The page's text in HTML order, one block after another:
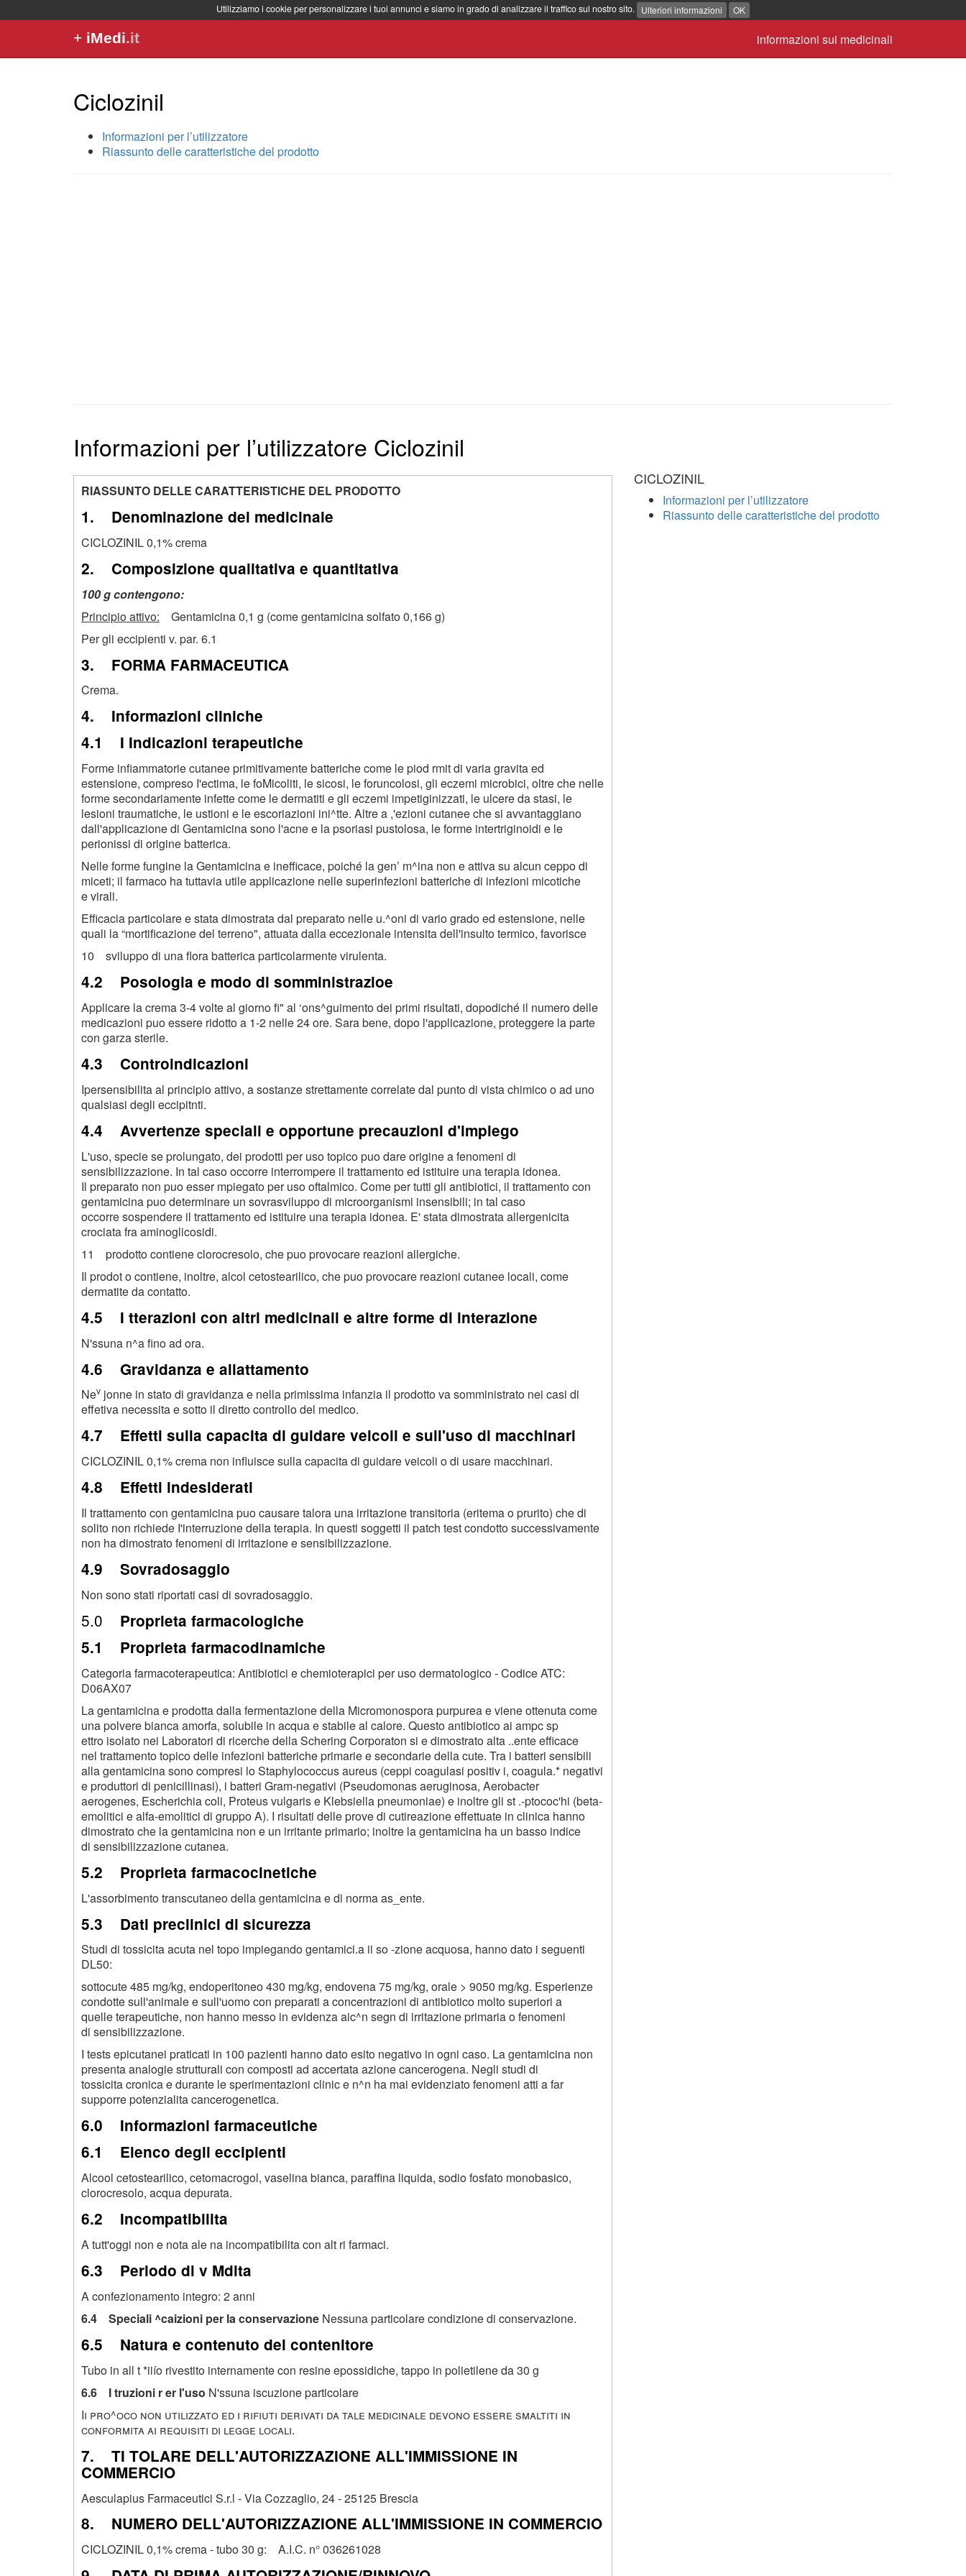
Utilizziamo i cookie per personalizzare i tuoi annunci e siamo in grado di analizzare il traffico sul nostro sito. Ulteriori informazioni OK
informazioni sui medicinali
+ iMedi.it
Ciclozinil
Informazioni per l’utilizzatore
Riassunto delle caratteristiche del prodotto
Informazioni per l’utilizzatore Ciclozinil
RIASSUNTO DELLE CARATTERISTICHE DEL PRODOTTO
1. Denominazione del medicinale
CICLOZINIL 0,1% crema
2. Composizione qualitativa e quantitativa
100 g contengono:
Principio attivo: Gentamicina 0,1 g (come gentamicina solfato 0,166 g)
Per gli eccipienti v. par. 6.1
3. FORMA FARMACEUTICA
Crema.
4. Informazioni cliniche
4.1 I Indicazioni terapeutiche
Forme infiammatorie cutanee primitivamente batteriche come le piod rmit di varia gravita ed
estensione, compreso I'ectima, le foMicoliti, le sicosi, le foruncolosi, gli eczemi microbici, oltre che nelle
forme secondariamente infette come le dermatiti e gli eczemi impetiginizzati, le ulcere da stasi, le
lesioni traumatiche, le ustioni e le escoriazioni ini^tte. Altre a ,'ezioni cutanee che si avvantaggiano
dall'applicazione di Gentamicina sono l'acne e la psoriasi pustolosa, le forme intertriginoidi e le
perionissi di origine batterica.
Nelle forme fungine la Gentamicina e inefficace, poiché la gen’ m^ina non e attiva su alcun ceppo di
miceti; il farmaco ha tuttavia utile applicazione nelle superinfezioni batteriche di infezioni micotiche
e virali.
Efficacia particolare e stata dimostrata dal preparato nelle u.^oni di vario grado ed estensione, nelle
quali la “mortificazione del terreno", attuata dalla eccezionale intensita dell'insulto termico, favorisce
10 sviluppo di una flora batterica particolarmente virulenta.
4.2 Posologia e modo di somministrazioe
Applicare la crema 3-4 volte al giorno fi" al ‘ons^guimento dei primi risultati, dopodiché il numero delle
medicazioni puo essere ridotto a 1-2 nelle 24 ore. Sara bene, dopo l'applicazione, proteggere la parte
con garza sterile.
4.3 Controindicazioni
Ipersensibilita al principio attivo, a sostanze strettamente correlate dal punto di vista chimico o ad uno
qualsiasi degli eccipitnti.
4.4 Avvertenze speciali e opportune precauzioni d'impiego
L'uso, specie se prolungato, dei prodotti per uso topico puo dare origine a fenomeni di
sensibilizzazione. In tal caso occorre interrompere il trattamento ed istituire una terapia idonea.
Il preparato non puo esser mpiegato per uso oftalmico. Come per tutti gli antibiotici, il trattamento con
gentamicina puo determinare un sovrasviluppo di microorganismi insensibili; in tal caso
occorre sospendere il trattamento ed istituire una terapia idonea. E' stata dimostrata allergenicita
crociata fra aminoglicosidi.
11 prodotto contiene clorocresolo, che puo provocare reazioni allergiche.
Il prodot o contiene, inoltre, alcol cetostearilico, che puo provocare reazioni cutanee locali, come
dermatite da contatto.
4.5 I tterazioni con altri medicinali e altre forme di interazione
N'ssuna n^a fino ad ora.
4.6 Gravidanza e allattamento
Nev jonne in stato di gravidanza e nella primissima infanzia il prodotto va somministrato nei casi di
effetiva necessita e sotto il diretto controllo del medico.
4.7 Effetti sulla capacita di guidare veicoli e sull'uso di macchinari
CICLOZINIL 0,1% crema non influisce sulla capacita di guidare veicoli o di usare macchinari.
4.8 Effetti indesiderati
Il trattamento con gentamicina puo causare talora una irritazione transitoria (eritema o prurito) che di
solito non richiede I'interruzione della terapia. In questi soggetti il patch test condotto successivamente
non ha dimostrato fenomeni di irritazione e sensibilizzazione.
4.9 Sovradosaggio
Non sono stati riportati casi di sovradosaggio.
5.0 Proprieta farmacologiche
5.1 Proprieta farmacodinamiche
Categoria farmacoterapeutica: Antibiotici e chemioterapici per uso dermatologico - Codice ATC:
D06AX07
La gentamicina e prodotta dalla fermentazione della Micromonospora purpurea e viene ottenuta come
una polvere bianca amorfa, solubile in acqua e stabile al calore. Questo antibiotico ai ampc sp
ettro isolato nei Laboratori di ricerche della Schering Corporaton si e dimostrato alta ..ente efficace
nel trattamento topico delle infezioni batteriche primarie e secondarie della cute. Tra i batteri sensibili
alla gentamicina sono compresi lo Staphylococcus aureus (ceppi coagulasi positiv i, coagula.* negativi
e produttori di penicillinasi), i batteri Gram-negativi (Pseudomonas aeruginosa, Aerobacter
aerogenes, Escherichia coli, Proteus vulgaris e Klebsiella pneumoniae) e inoltre gli st .-ptococ'hi (beta-
emolitici e alfa-emolitici di gruppo A). I risultati delle prove di cutireazione effettuate in clinica hanno
dimostrato che la gentamicina non e un irritante primario; inoltre la gentamicina ha un basso indice
di sensibilizzazione cutanea.
5.2 Proprieta farmacocinetiche
L'assorbimento transcutaneo della gentamicina e di norma as_ente.
5.3 Dati preclinici di sicurezza
Studi di tossicita acuta nel topo impiegando gentamici.a ii so -zione acquosa, hanno dato i seguenti
DL50:
sottocute 485 mg/kg, endoperitoneo 430 mg/kg, endovena 75 mg/kg, orale > 9050 mg/kg. Esperienze
condotte sull'animale e sull'uomo con preparati a concentrazioni di antibiotico molto superiori a
quelle terapeutiche, non hanno messo in evidenza aic^n segn di irritazione primaria o fenomeni
di sensibilizzazione.
I tests epicutanei praticati in 100 pazienti hanno dato esito negativo in ogni caso. La gentamicina non
presenta analogie strutturali con composti ad accertata azione cancerogena. Negli studi di
tossicita cronica e durante le sperimentazioni clinic e n^n ha mai evidenziato fenomeni atti a far
supporre potenzialita cancerogenetica.
6.0 Informazioni farmaceutiche
6.1 Elenco degli eccipienti
Alcool cetostearilico, cetomacrogol, vaselina bianca, paraffina liquida, sodio fosfato monobasico,
clorocresolo, acqua depurata.
6.2 Incompatibiiita
A tutt'oggi non e nota ale na incompatibilita con alt ri farmaci.
6.3 Periodo di v Mdita
A confezionamento integro: 2 anni
6.4 Speciali ^caizioni per la conservazione Nessuna particolare condizione di conservazione.
6.5 Natura e contenuto del contenitore
Tubo in all t *iiío rivestito internamente con resine epossidiche, tappo in polietilene da 30 g
6.6 I truzioni r er l'uso N'ssuna iscuzione particolare
Ii pro^oco non utilizzato ed i rifiuti derivati da tale medicinale devono essere smaltiti in
conformita ai requisiti di legge locali.
7. TI TOLARE DELL'AUTORIZZAZIONE ALL'IMMISSIONE IN
COMMERCIO
Aesculapius Farmaceutici S.r.l - Via Cozzaglio, 24 - 25125 Brescia
8. NUMERO DELL'AUTORIZZAZIONE ALL'IMMISSIONE IN COMMERCIO
CICLOZINIL 0,1% crema - tubo 30 g: A.I.C. n° 036261028
CICLOZINIL
Informazioni per l’utilizzatore
Riassunto delle caratteristiche del prodotto